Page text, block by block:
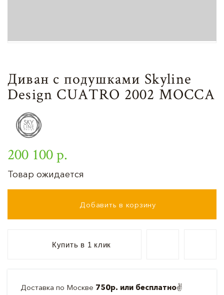
Диван с подушками Skyline
Design CUATRO 2002 MOCCA
200 100 р.
Товар ожидается
Добавить в корзину
Купить в 1 клик
Доставка по Москве 750р. или бесплатно✌️